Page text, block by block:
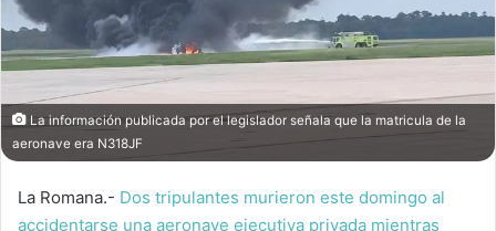
La información publicada por el legislador señala que la matricula de la
aeronave era N318JF
La Romana.- Dos tripulantes murieron este domingo al
accidentarse una aeronave ejecutiva privada mientras